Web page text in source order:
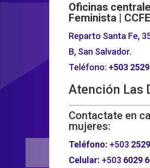
Oficinas
Feminista |
Reparto Santa Fe,
B, San Salvador.
Teléfono: +503
Atención Las
Contactate en
mujeres:
Teléfono: +503
Celular: +503 6029